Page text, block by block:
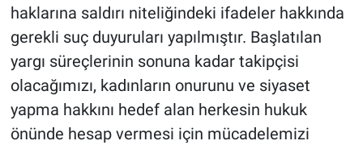
haklarına saldırı niteliğindeki ifadeler hakkında
gerekli suç duyuruları yapılmıştır. Başlatılan
yargı süreçlerinin sonuna kadar takipçisi
olacağımızı, kadınların onurunu ve siyaset
yapma hakkını hedef alan herkesin hukuk
önünde hesap vermesi için mücadelemizi